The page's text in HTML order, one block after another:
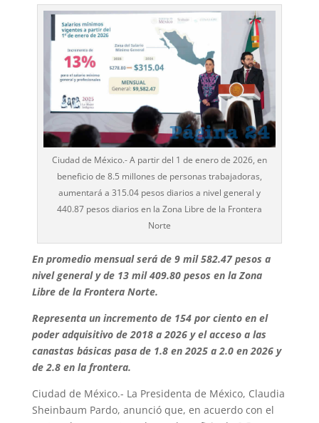
Ciudad de México.- A partir del 1 de enero de 2026, en
beneficio de 8.5 millones de personas trabajadoras,
aumentará a 315.04 pesos diarios a nivel general y
440.87 pesos diarios en la Zona Libre de la Frontera
Norte
En promedio mensual será de 9 mil 582.47 pesos a
nivel general y de 13 mil 409.80 pesos en la Zona
Libre de la Frontera Norte.
Representa un incremento de 154 por ciento en el
poder adquisitivo de 2018 a 2026 y el acceso a las
canastas básicas pasa de 1.8 en 2025 a 2.0 en 2026 y
de 2.8 en la frontera.
Ciudad de México.- La Presidenta de México, Claudia
Sheinbaum Pardo, anunció que, en acuerdo con el